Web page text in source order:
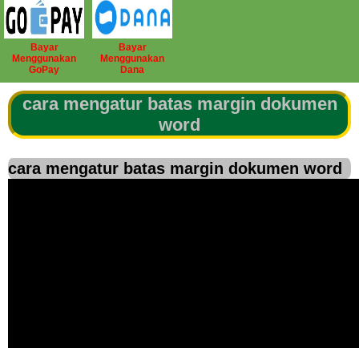
Bayar
Menggunakan
GoPay
Bayar
Menggunakan
Dana
cara mengatur batas margin dokumen
word
cara mengatur batas margin dokumen word